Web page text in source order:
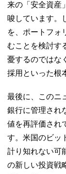
来の「安全資産
唆しています。
を、ポートフォ
むことを検討す
憂するのではな
採用といった根
最後に、このニ
銀行に管理され
値を再評価され
す。米国のビッ
計り知れない可
の新しい投資戦